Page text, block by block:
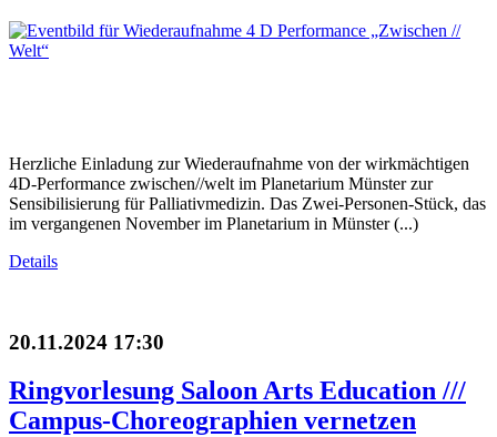
Herzliche Einladung zur Wiederaufnahme von der wirkmächtigen
4D-Performance zwischen//welt im Planetarium Münster zur
Sensibilisierung für Palliativmedizin. Das Zwei-Personen-Stück, das
im vergangenen November im Planetarium in Münster (...)
Details
20.11.2024 17:30
Ringvorlesung Saloon Arts Education ///
Campus-Choreographien vernetzen